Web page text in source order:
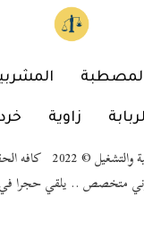
زاوية
كافه الحقوق محفوظة
متخصص .. يلقي حجرا في